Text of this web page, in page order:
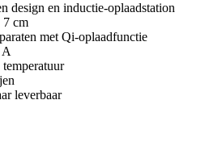
design en inductie-oplaadstation
7 cm
met Qi-oplaadfunctie
A
leverbaar